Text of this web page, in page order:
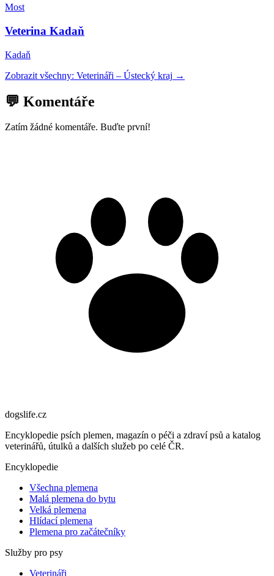
Most
Veterina Kadaň
Kadaň
Zobrazit všechny: Veterináři – Ústecký kraj →
💬 Komentáře
Zatím žádné komentáře. Buďte první!
dogslife.cz
Encyklopedie psích plemen, magazín o péči a zdraví psů a katalog
veterinářů, útulků a dalších služeb po celé ČR.
Encyklopedie
Všechna plemena
Malá plemena do bytu
Velká plemena
Hlídací plemena
Plemena pro začátečníky
Služby pro psy
Veterináři